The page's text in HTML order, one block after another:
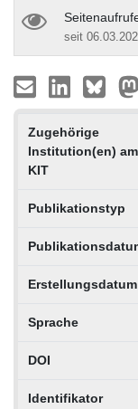
seit
Zugehörige
Institution(en) am
KIT
Publikationstyp
Erstellungsdatum
Sprache
DOI
Identifikator